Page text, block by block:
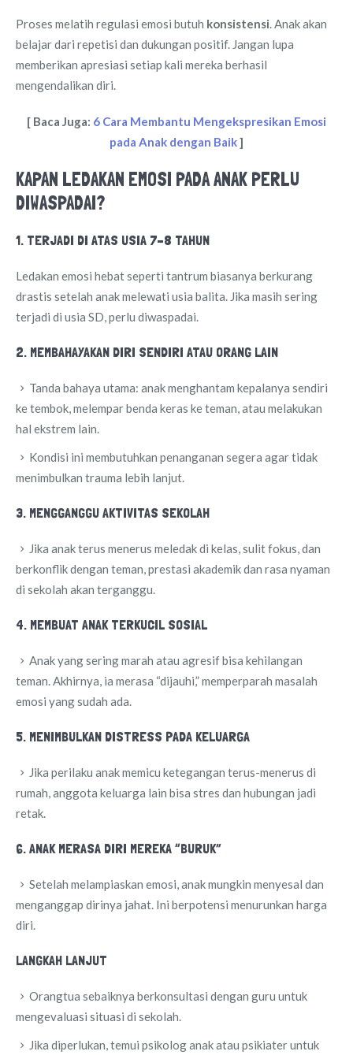
Proses melatih regulasi emosi butuh konsistensi. Anak akan
belajar dari repetisi dan dukungan positif. Jangan lupa
memberikan apresiasi setiap kali mereka berhasil
mengendalikan diri.
[ Baca Juga: 6 Cara Membantu Mengekspresikan Emosi
pada Anak dengan Baik]
KAPAN LEDAKAN EMOSI PADA ANAK PERLU
DIWASPADAI?
1. TERJADI DI ATAS USIA 7–8 TAHUN
Ledakan emosi hebat seperti tantrum biasanya berkurang
drastis setelah anak melewati usia balita. Jika masih sering
terjadi di usia SD, perlu diwaspadai.
2. MEMBAHAYAKAN DIRI SENDIRI ATAU ORANG LAIN
Tanda bahaya utama: anak menghantam kepalanya sendiri
ke tembok, melempar benda keras ke teman, atau melakukan
hal ekstrem lain.
Kondisi ini membutuhkan penanganan segera agar tidak
menimbulkan trauma lebih lanjut.
3. MENGGANGGU AKTIVITAS SEKOLAH
Jika anak terus menerus meledak di kelas, sulit fokus, dan
berkonflik dengan teman, prestasi akademik dan rasa nyaman
di sekolah akan terganggu.
4. MEMBUAT ANAK TERKUCIL SOSIAL
Anak yang sering marah atau agresif bisa kehilangan
teman. Akhirnya, ia merasa “dijauhi,” memperparah masalah
emosi yang sudah ada.
5. MENIMBULKAN DISTRESS PADA KELUARGA
Jika perilaku anak memicu ketegangan terus-menerus di
rumah, anggota keluarga lain bisa stres dan hubungan jadi
retak.
6. ANAK MERASA DIRI MEREKA “BURUK”
Setelah melampiaskan emosi, anak mungkin menyesal dan
menganggap dirinya jahat. Ini berpotensi menurunkan harga
diri.
LANGKAH LANJUT
Orangtua sebaiknya berkonsultasi dengan guru untuk
mengevaluasi situasi di sekolah.
Jika diperlukan, temui psikolog anak atau psikiater untuk